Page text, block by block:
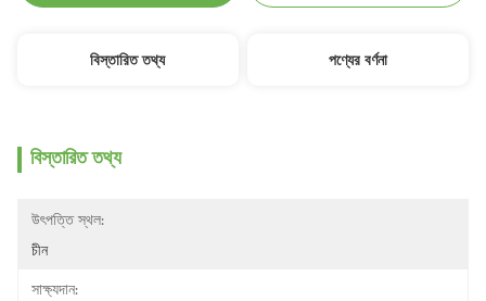
বিস্তারিত তথ্য পণ্যের বর্ণনা
বিস্তারিত তথ্য
উৎপত্তি স্থল:
চীন
সাক্ষ্যদান: